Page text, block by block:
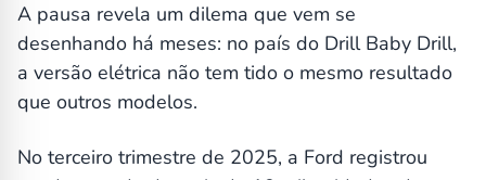
A pausa revela um dilema que vem se
desenhando há meses: no país do Drill Baby Drill,
a versão elétrica não tem tido o mesmo resultado
que outros modelos.
No terceiro trimestre de 2025, a Ford registrou